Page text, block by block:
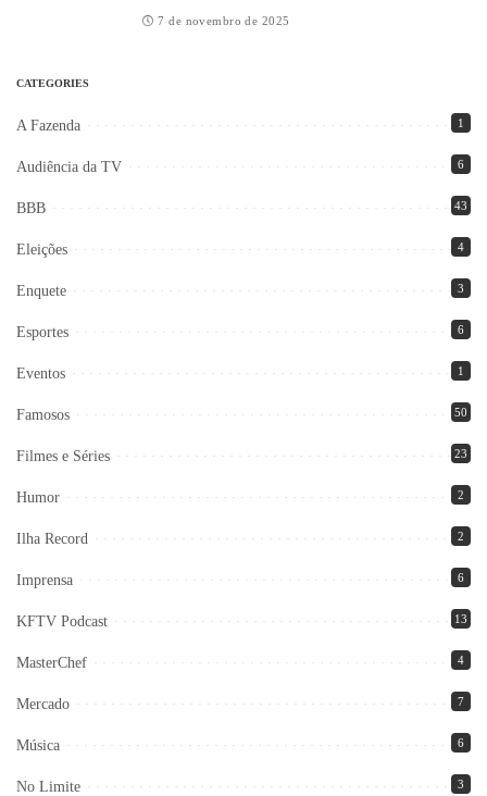
7 de novembro de 2025
CATEGORIES
A Fazenda 1
Audiência da TV 6
BBB 43
Eleições 4
Enquete 3
Esportes 6
Eventos 1
Famosos 50
Filmes e Séries 23
Humor 2
Ilha Record 2
Imprensa 6
KFTV Podcast 13
MasterChef 4
Mercado 7
Música 6
No Limite 3